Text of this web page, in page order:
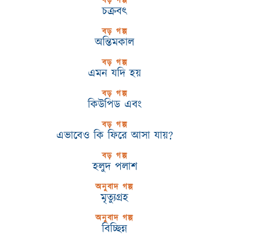
চক্রবৎ
বড় গল্প
অন্তিমকাল
বড় গল্প
এমন যদি হয়
বড় গল্প
কিউপিড এবং
বড় গল্প
এভাবেও কি ফিরে আসা যায়?
বড় গল্প
হলুদ পলাশ
অনুবাদ গল্প
মৃত্যুগ্রহ
অনুবাদ গল্প
বিচ্ছিন্ন